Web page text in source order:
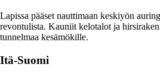
Lapissa pääset nauttimaan keskiyön
revontulista. Kauniit kelotalot ja
tunnelmaa kesämökille.
Itä-Suomi